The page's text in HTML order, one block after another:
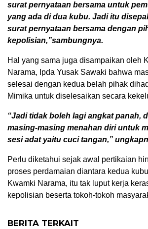
surat pernyataan bersama untuk
yang ada di dua kubu. Jadi itu
surat pernyataan bersama dengan
kepolisian,”sambungnya.
Hal yang sama juga disampaikan oleh
Narama, Ipda Yusak Sawaki bahwa
selesai dengan kedua belah pihak
Mimika untuk diselesaikan secara
“Jadi tidak boleh lagi angkat panah,
masing-masing menahan diri untuk
sesi adat yaitu cuci tangan,”
Perlu diketahui sejak awal pertikaian
proses perdamaian diantara kedua
Kwamki Narama, itu tak luput kerja
kepolisian beserta tokoh-tokoh
BERITA TERKAIT